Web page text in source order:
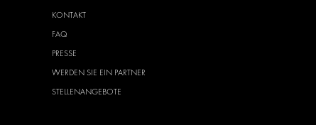
KONTAKT
FAQ
PRESSE
WERDEN SIE EIN PARTNER
STELLENANGEBOTE